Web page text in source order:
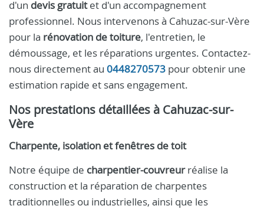
d'un devis gratuitet d'un accompagnement
professionnel. Nous intervenons à Cahuzac-sur-Vère
pour la rénovation de toiture, l'entretien, le
démoussage, et les réparations urgentes. Contactez-
nous directement au 0448270573 pour obtenir une
estimation rapide et sans engagement.
Nos prestations détaillées à Cahuzac-sur-
Vère
Charpente, isolation et fenêtres de toit
Notre équipe de charpentier-couvreurréalise la
construction et la réparation de charpentes
traditionnelles ou industrielles, ainsi que les